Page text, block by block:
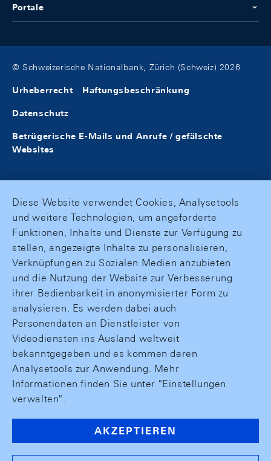
Portale
© Schweizerische Nationalbank, Zürich (Schweiz) 2026
Urheberrecht Haftungsbeschränkung
Datenschutz
Betrügerische E-Mails und Anrufe / gefälschte
Websites
Diese Website verwendet Cookies, Analysetools
und weitere Technologien, um angeforderte
Funktionen, Inhalte und Dienste zur Verfügung zu
stellen, angezeigte Inhalte zu personalisieren,
Verknüpfungen zu Sozialen Medien anzubieten
und die Nutzung der Website zur Verbesserung
ihrer Bedienbarkeit in anonymisierter Form zu
analysieren. Es werden dabei auch
Personendaten an Dienstleister von
Videodiensten ins Ausland weltweit
bekanntgegeben und es kommen deren
Analysetools zur Anwendung. Mehr
Informationen finden Sie unter "Einstellungen
verwalten".
AKZEPTIEREN